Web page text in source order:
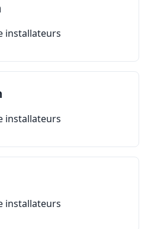
installateurs
installateurs
installateurs